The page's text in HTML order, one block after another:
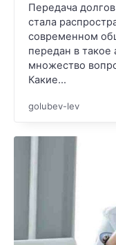
Передача
стала
современном
передан в такое
множество
Какие…
golubev-lev